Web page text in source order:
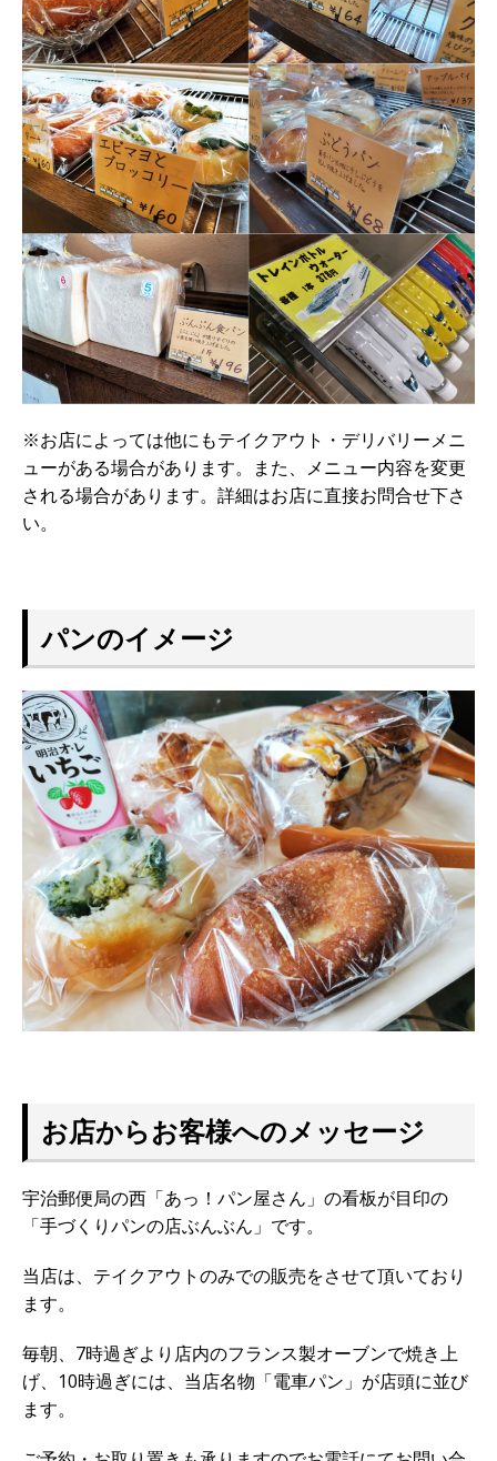
※お店によっては他にもテイクアウト・デリバリーメニ
ューがある場合があります。また、メニュー内容を変更
される場合があります。詳細はお店に直接お問合せ下さ
い。
パンのイメージ
お店からお客様へのメッセージ
宇治郵便局の西「あっ！パン屋さん」の看板が目印の
「手づくりパンの店ぶんぶん」です。
当店は、テイクアウトのみでの販売をさせて頂いており
ます。
毎朝、7時過ぎより店内のフランス製オーブンで焼き上
げ、10時過ぎには、当店名物「電車パン」が店頭に並び
ます。